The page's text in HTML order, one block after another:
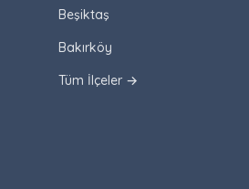
Beşiktaş
Bakırköy
Tüm İlçeler →